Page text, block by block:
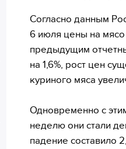
Согласно данным
6 июля цены на мясо
предыдущим
на 1,6%, рост цен
куриного мяса
Одновременно с
неделю они стали
падение составило